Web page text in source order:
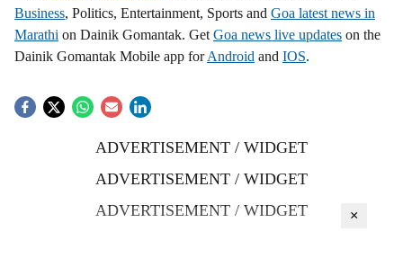
Business, Politics, Entertainment, Sports and Goa latest news in
Marathi on Dainik Gomantak. Get Goa news live updates on the
Dainik Gomantak Mobile app forAndroid and IOS.
ADVERTISEMENT / WIDGET
ADVERTISEMENT / WIDGET
ADVERTISEMENT / WIDGET
×